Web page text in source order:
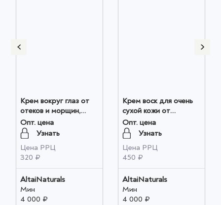
Крем вокруг глаз от
отеков и морщин,
Зеленый Алтай 50мл
оптом
Опт. цена
Узнать
Цена РРЦ
320 ₽
AltaiNaturals
Мин
4 000 ₽
Крем воск для очень
сухой кожи от
стянутости, сухости,
шелушения(шалфей/
мочевина) 50мл оптом
Опт. цена
Узнать
Цена РРЦ
450 ₽
AltaiNaturals
Мин
4 000 ₽